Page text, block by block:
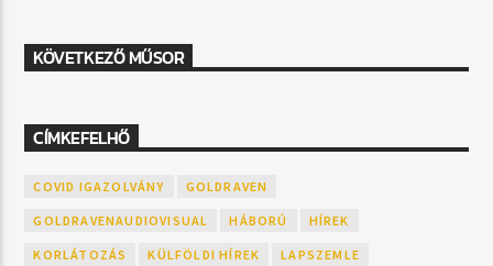
KÖVETKEZŐ MŰSOR
CÍMKEFELHŐ
COVID IGAZOLVÁNY GOLDRAVEN
GOLDRAVENAUDIOVISUAL HÁBORÚ HÍREK
KORLÁTOZÁS KÜLFÖLDI HÍREK LAPSZEMLE